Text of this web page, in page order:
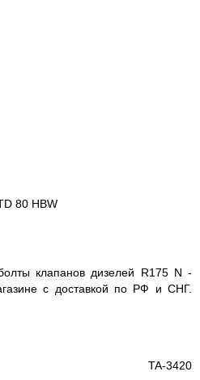
80 HBW
клапанов дизелей R175 N -
с доставкой по РФ и СНГ.
TA-3420